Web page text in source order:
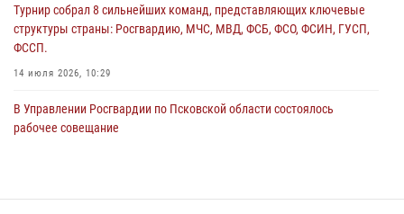
Турнир собрал 8 сильнейших команд, представляющих ключевые
структуры страны: Росгвардию, МЧС, МВД, ФСБ, ФСО, ФСИН, ГУСП,
ФССП.
14 июля 2026, 10:29
В Управлении Росгвардии по Псковской области состоялось
рабочее совещание